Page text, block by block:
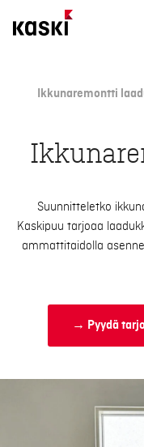
Ikkunaremontti
Suunnitteletko
Kaskipuu tarjoaa
ammattitaidolla
→ Pyydä